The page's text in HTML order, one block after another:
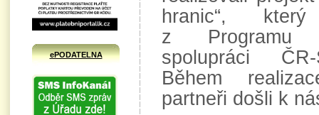
ePODATELNA
hranic“,
z Programu
spolupráci
Během
partneři došli k